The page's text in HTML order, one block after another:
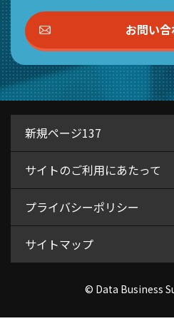
お問い
新規ページ137
サイトのご利用にあたって
プライバシーポリシー
サイトマップ
© Data Business